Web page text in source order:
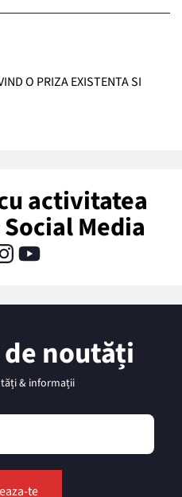
O PRIZA EXISTENTA SI
activitatea
Media
noutăți
& informații